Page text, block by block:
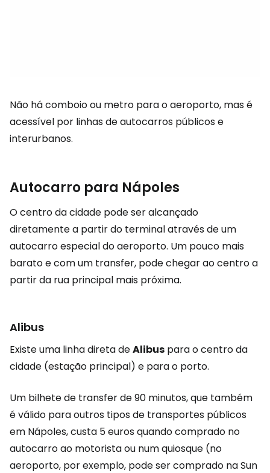
Não há comboio ou metro para o aeroporto, mas é
acessível por linhas de autocarros públicos e
interurbanos.
Autocarro para Nápoles
O centro da cidade pode ser alcançado
diretamente a partir do terminal através de um
autocarro especial do aeroporto. Um pouco mais
barato e com um transfer, pode chegar ao centro a
partir da rua principal mais próxima.
Alibus
Existe uma linha direta deAlibus para o centro da
cidade (estação principal) e para o porto.
Um bilhete de transfer de 90 minutos, que também
é válido para outros tipos de transportes públicos
em Nápoles, custa 5 euros quando comprado no
autocarro ao motorista ou num quiosque (no
aeroporto, por exemplo, pode ser comprado na Sun